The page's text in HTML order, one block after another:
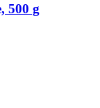
500 g